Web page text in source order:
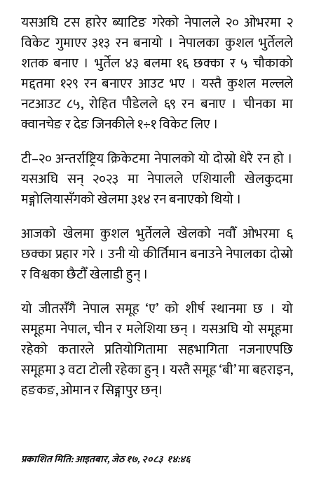
यसअघि टस हारेर ब्याटिङ गरेको नेपालले २० ओभरमा २
विकेट गुमाएर ३१३ रन बनायो । नेपालका कुशल भुर्तेलले
शतक बनाए । भुर्तेल ४३ बलमा १६ छक्का र ५ चौकाको
मद्दतमा १२९ रन बनाएर आउट भए । यस्तै कुशल मल्लले
नटआउट ८५, रोहित पौडेलले ६९ रन बनाए । चीनका मा
क्वानचेङ र देङ जिनकीले १÷१ विकेट लिए ।
टी–२० अन्तर्राष्ट्रिय क्रिकेटमा नेपालको यो दोस्रो धेरै रन हो ।
यसअघि सन् २०२३ मा नेपालले एशियाली खेलकुदमा
मङ्गोलियासँगको खेलमा ३१४ रन बनाएको थियो ।
आजको खेलमा कुशल भुर्तेलले खेलको नवौँ ओभरमा ६
छक्का प्रहार गरे । उनी यो कीर्तिमान बनाउने नेपालका दोस्रो
र विश्वका छैटौँ खेलाडी हुन् ।
यो जीतसँगै नेपाल समूह ‘ए’ को शीर्ष स्थानमा छ । यो
समूहमा नेपाल, चीन र मलेशिया छन् । यसअघि यो समूहमा
रहेको कतारले प्रतियोगितामा सहभागिता नजनाएपछि
समूहमा ३ वटा टोली रहेका हुन् । यस्तै समूह ‘बी’ मा बहराइन,
हङकङ, ओमान र सिङ्गापुर छन्।
प्रकाशित मिति: आइतबार, जेठ १७, २०८३ १४:४६